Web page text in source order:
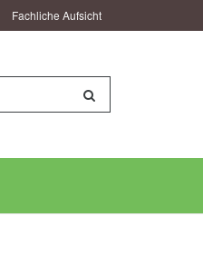
Fachliche Aufsicht